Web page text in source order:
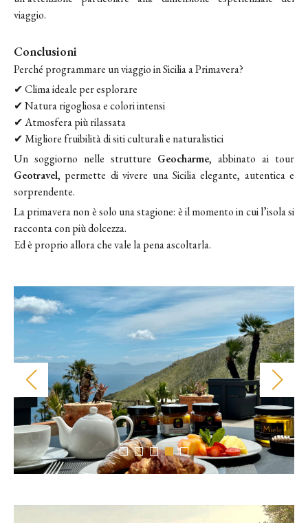
viaggio.
Conclusioni
Perché programmare un viaggio in Sicilia a Primavera?
✔ Clima ideale per esplorare
✔ Natura rigogliosa e colori intensi
✔ Atmosfera più rilassata
✔ Migliore fruibilità di siti culturali e naturalistici
Un soggiorno nelle strutture Geocharme, abbinato ai tour
Geotravel, permette di vivere una Sicilia elegante, autentica e
sorprendente.
La primavera non è solo una stagione: è il momento in cui l’isola si
racconta con più dolcezza.
Ed è proprio allora che vale la pena ascoltarla.